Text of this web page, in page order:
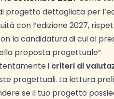
progetto dettagliata per
con l’edizione 2027,
la candidatura di cui al
proposta progettuale”
i criteri di
progettuali. La lettura
se il tuo progetto